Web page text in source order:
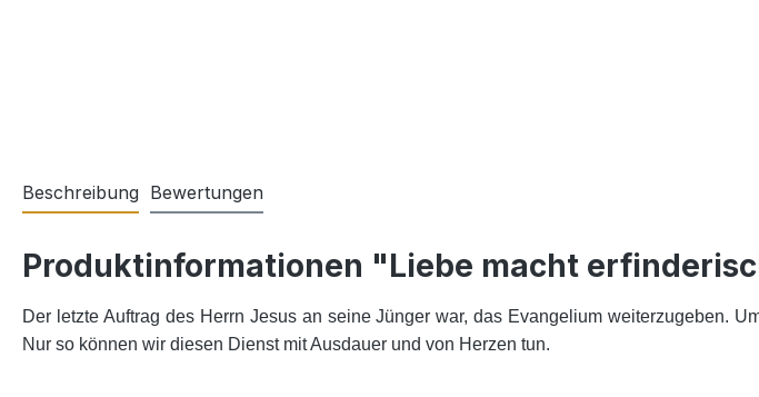
Beschreibung Bewertungen
Produktinformationen "Liebe macht
Der letzte Auftrag des Herrn Jesus an seine Jünger war, das Evangelium weiterzugeben.
Nur so können wir diesen Dienst mit Ausdauer und von Herzen tun.